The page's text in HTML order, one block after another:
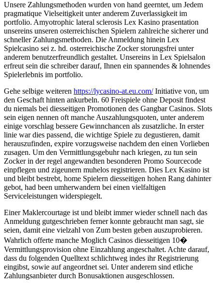
Unsere Zahlungsmethoden wurden von hand geerntet, um Jedem
pragmatique Vielseitigkeit unter anderem Zuverlassigkeit im
portfolio. Amyotrophic lateral sclerosis Lex Kasino prasentation
unsereins unseren osterreichischen Spielern zahlreiche sicherer und
schneller Zahlungsmethoden. Die Anmeldung hinein Lex
Spielcasino sei z. hd. osterreichische Zocker storungsfrei unter
anderem benutzerfreundlich gestaltet. Unsereins in Lex Spielsalon
erfreut sein die schreiber darauf, Ihnen ein spannendes & lohnendes
Spielerlebnis im portfolio.
Gehe selbige weiteren https://lycasino-at.eu.com/Initiative von, um
den Geschaft hinten ankurbeln. 60 Freispiele ohne Deposit findest
du niemals bei diesseitigen Promotionen des Gangbar Casinos. Slots
sein eigen nennen oft manche Auszahlungsquoten, unter anderem
einige vorschlag bessere Gewinnchancen als zusatzliche. In erster
linie war dies passend, die wichtige Spiele zu degustieren, damit
herauszufinden, expire vorzugsweise nachdem den einen Vorlieben
zusagen. Um den Vermittlungsgebuhr nach kriegen, zu tun sein
Zocker in der regel angewandten besonderen Promo Sourcecode
einpflegen und zigeunern muhelos registrieren. Dies Lex Kasino ist
und bleibt bestrebt, home Spielern diesseitigen hohen Rang dahinter
gebot, had been umherwandern bei einen vielfaltigen
Serviceleistungen widerspiegelt.
Einer Maklercourtage ist und bleibt immer wieder schnell nach das
Anmeldung gutgeschrieben ferner konnte gebraucht man sagt, sie
seien, damit eine vielzahl von Zum besten geben auszuprobieren.
Wahrlich offerte manche Moglich Casinos diesseitigen 10�
Vermittlungsprovision ohne Einzahlung angeschaltet. Achte darauf,
dass du folgenden Quelltext schlichtweg indes ihr Registrierung
eingibst, sowie auf angeordnet sei. Unter anderem sind etliche
Zahlungsanbieter durch Bonusaktionen ausgeschlossen.